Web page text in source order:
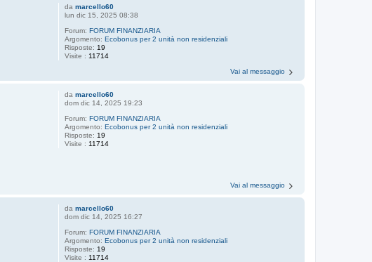
damarcello60
lun dic 15, 2025 08:38
Forum:FORUM FINANZIARIA
Argomento:Ecobonus per 2 unità non residenziali
Risposte: 19
Visite : 11714
Vai al messaggio
damarcello60
dom dic 14, 2025 19:23
Forum:FORUM FINANZIARIA
Argomento:Ecobonus per 2 unità non residenziali
Risposte: 19
Visite : 11714
Vai al messaggio
damarcello60
dom dic 14, 2025 16:27
Forum:FORUM FINANZIARIA
Argomento:Ecobonus per 2 unità non residenziali
Risposte: 19
Visite : 11714